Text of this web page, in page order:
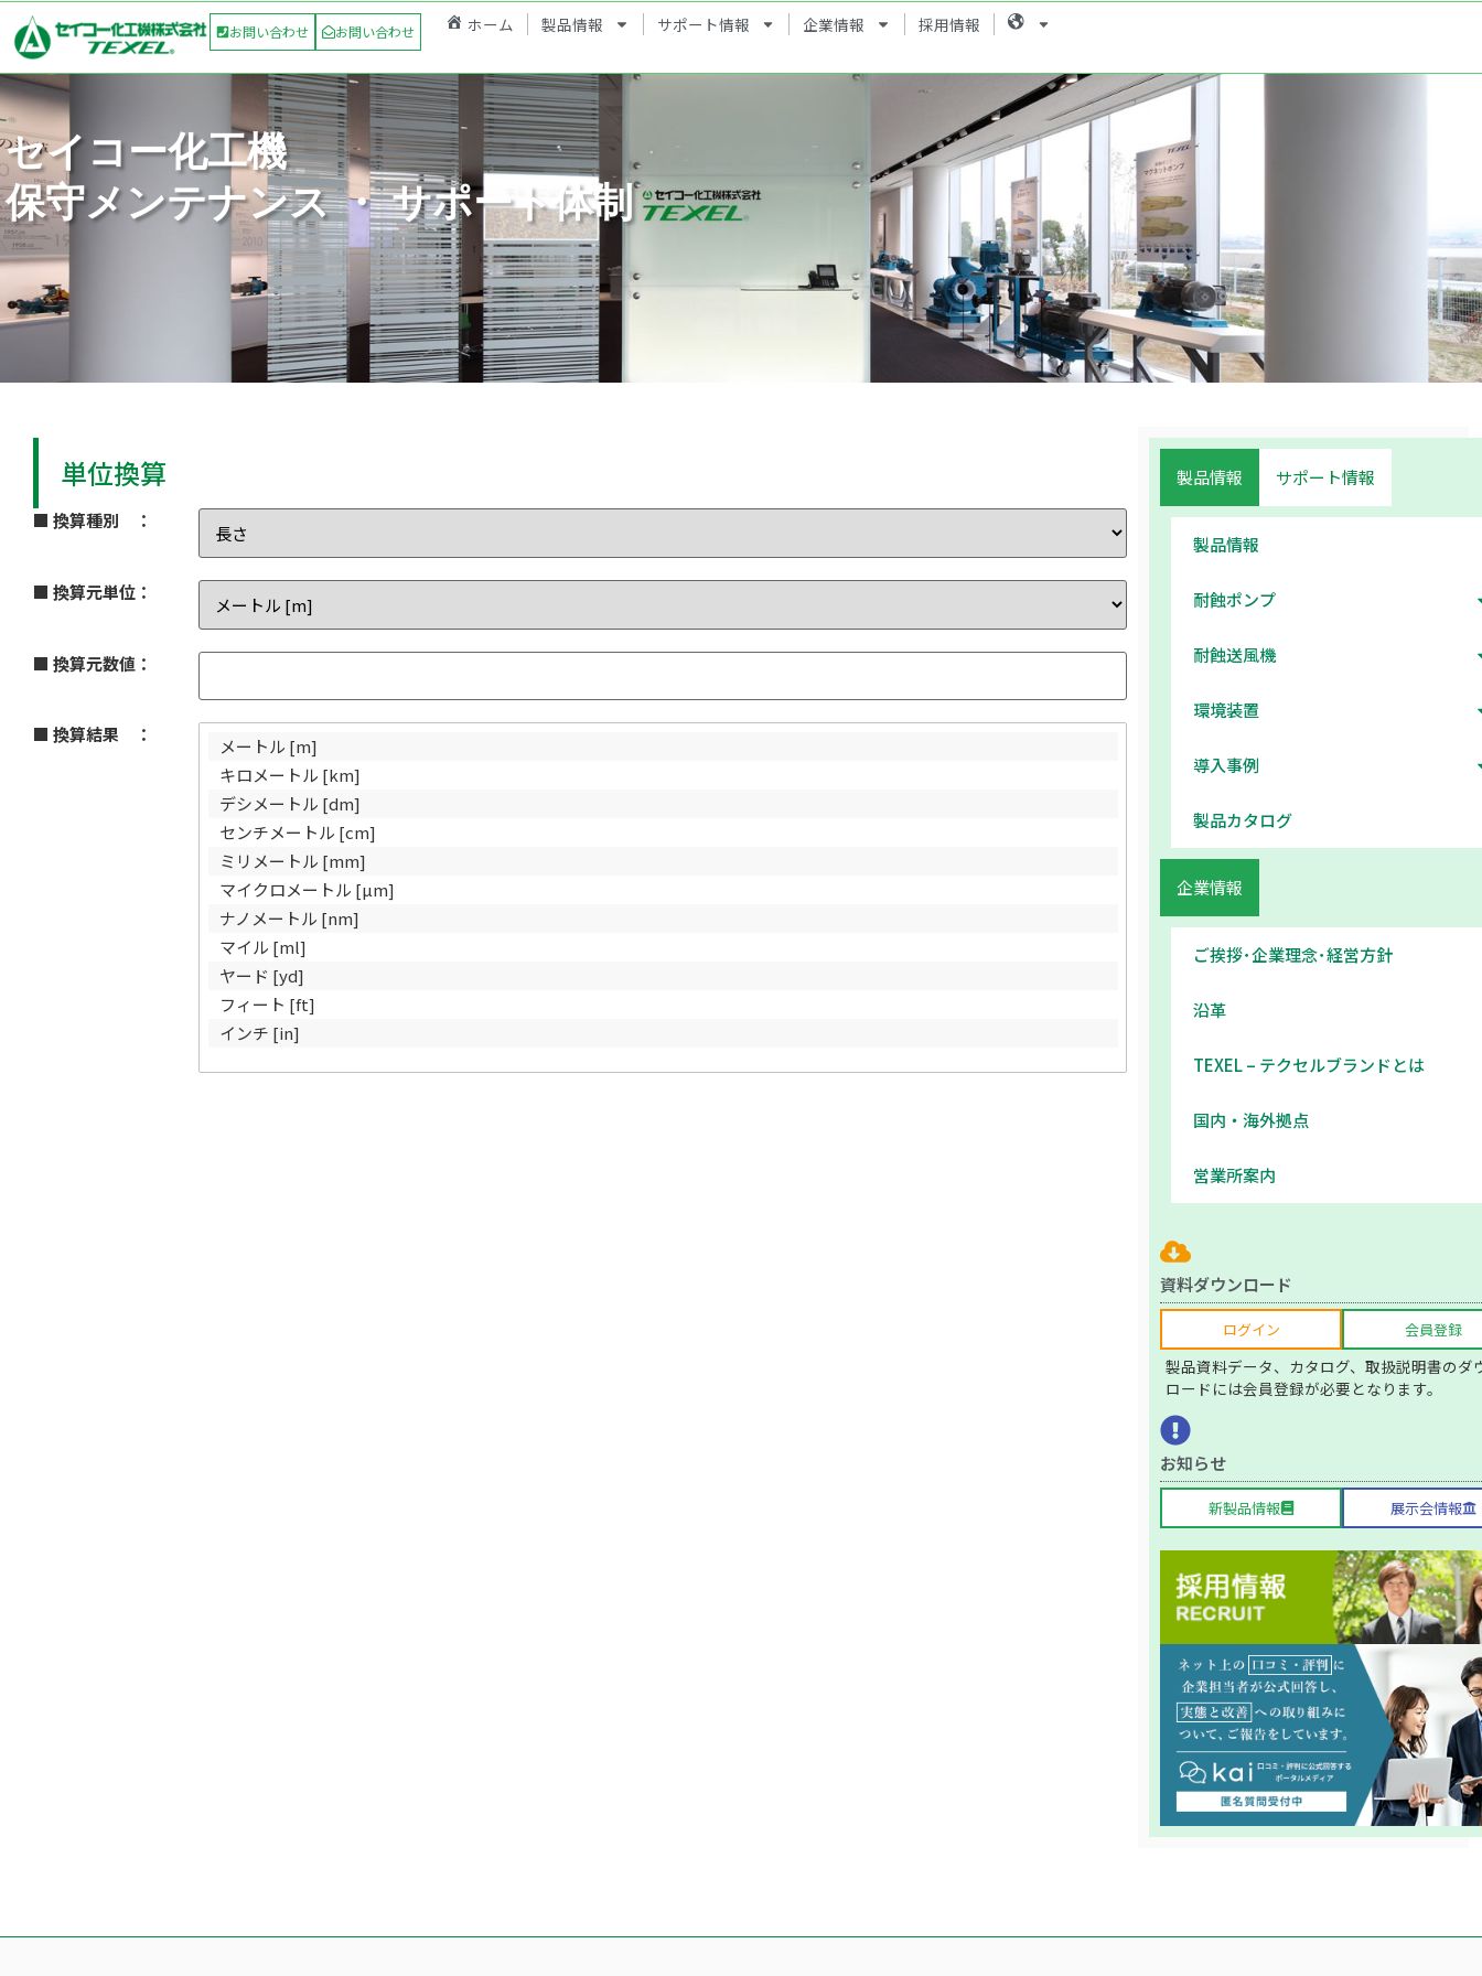
お問い合わせ お問い合わせ ホーム 製品情報 サポート情報 企業情報 採用情報 Language
セイコー化工機
保守メンテナンス ・ サポート体制
単位換算
■ 換算種別 ：
■ 換算元単位：
■ 換算元数値：
■ 換算結果 ：
メートル [m]
キロメートル [km]
デシメートル [dm]
センチメートル [cm]
ミリメートル [mm]
マイクロメートル [µm]
ナノメートル [nm]
マイル [ml]
ヤード [yd]
フィート [ft]
インチ [in]
製品情報 サポート情報
製品情報
耐蝕ポンプ
耐蝕送風機
環境装置
導入事例
製品カタログ
企業情報
ご挨拶･企業理念･経営方針
沿革
TEXEL – テクセルブランドとは
国内・海外拠点
営業所案内
資料ダウンロード
ログイン 会員登録
製品資料データ、カタログ、取扱説明書のダ
ロードには会員登録が必要となります。
お知らせ
新製品情報 展示会情報